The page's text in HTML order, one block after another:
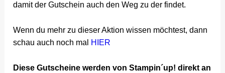
damit der Gutschein auch den Weg zu der findet.
Wenn du mehr zu dieser Aktion wissen möchtest, dann
schau auch noch mal
HIER
Diese Gutscheine werden von Stampin´up! direkt an